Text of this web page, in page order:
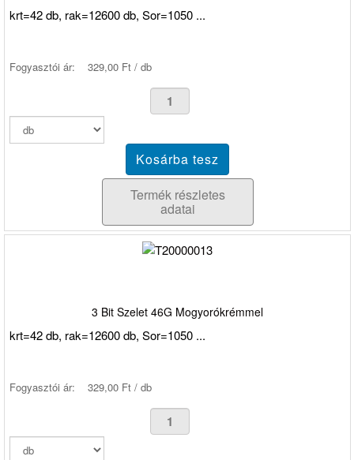
krt=42 db, rak=12600 db, Sor=1050 ...
Fogyasztói ár: 329,00 Ft / db
Termék részletes
adatai
3 Bit Szelet 46G Mogyorókrémmel
krt=42 db, rak=12600 db, Sor=1050 ...
Fogyasztói ár: 329,00 Ft / db